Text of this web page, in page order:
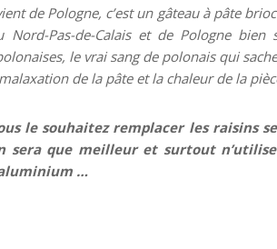
de Pologne, c’est un gâteau à pâte
Pas-de-Calais et de Pologne bien
le vrai sang de polonais qui
de la pâte et la chaleur de la
le souhaitez remplacer les raisins
sera que meilleur et surtout
…